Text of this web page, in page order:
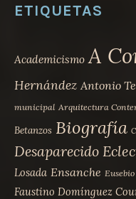
ETIQUETAS
Academicismo A
Hernández Antonio
municipal Arquitectura
Betanzos Biografía
Desaparecido
Losada Ensanche
Faustino Domínguez